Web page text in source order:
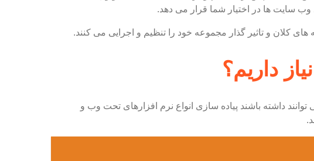
سایت ها در اختیار شما قرار می دهد.
کلان و تاثیر گذار مجموعه خود را تنظیم و اجرایی می کنند.
داریم؟
داشته باشند پیاده سازی انواع نرم افزارهای تحت وب و